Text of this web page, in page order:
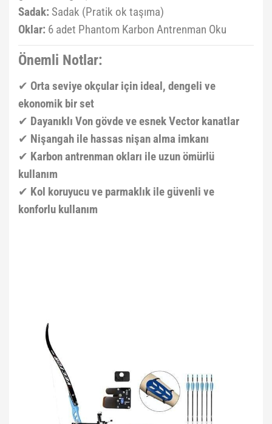
Sadak: Sadak (Pratik ok taşıma)
Oklar: 6 adet Phantom Karbon Antrenman Oku
Önemli Notlar:
✔ Orta seviye okçular için ideal, dengeli ve
ekonomik bir set
✔ Dayanıklı Von gövde ve esnek Vector kanatlar
✔ Nişangah ile hassas nişan alma imkanı
✔ Karbon antrenman okları ile uzun ömürlü
kullanım
✔ Kol koruyucu ve parmaklık ile güvenli ve
konforlu kullanım